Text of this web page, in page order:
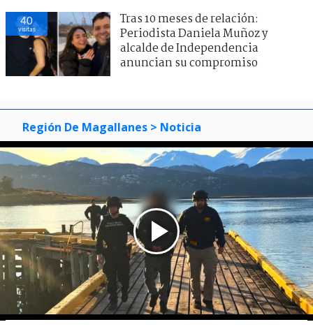
40
visitas
Tras 10 meses de relación:
Periodista Daniela Muñoz y
alcalde de Independencia
anuncian su compromiso
Región De Magallanes > Noticia